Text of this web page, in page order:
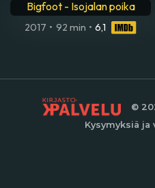
Bigfoot - Isojalan poika
2017 • 92 min • 6,1
©
Kysymyksiä ja